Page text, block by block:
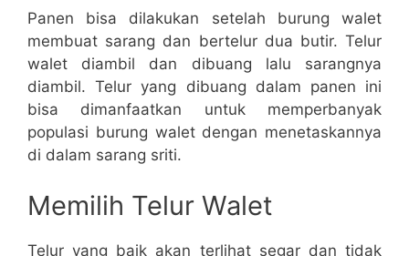
Panen bisa dilakukan setelah burung walet
membuat sarang dan bertelur dua butir. Telur
walet diambil dan dibuang lalu sarangnya
diambil. Telur yang dibuang dalam panen ini
bisa dimanfaatkan untuk memperbanyak
populasi burung walet dengan menetaskannya
di dalam sarang sriti.
Memilih Telur Walet
Telur yang baik akan terlihat segar dan tidak